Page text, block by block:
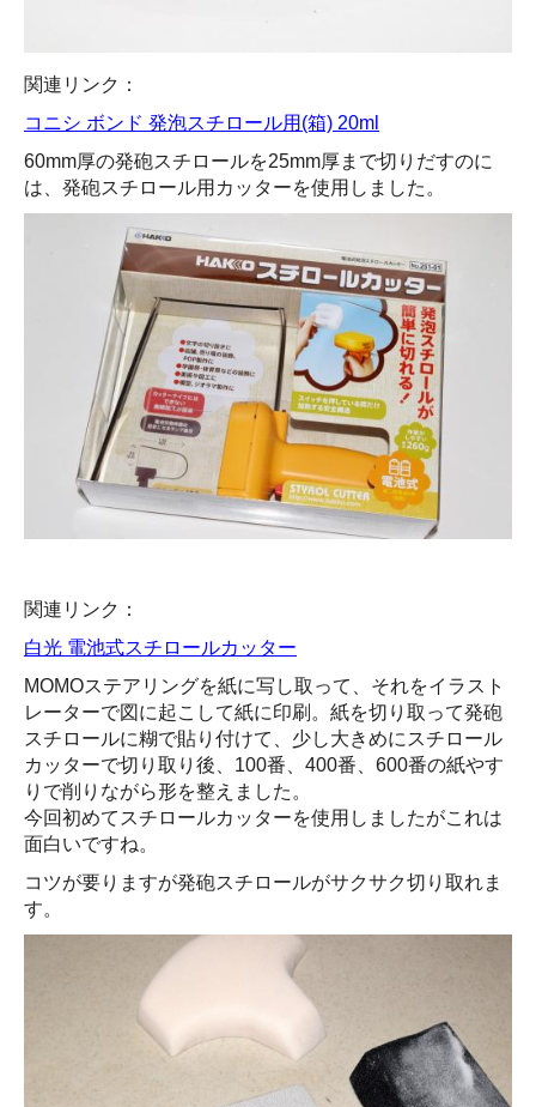
関連リンク：
コニシ ボンド 発泡スチロール用(箱) 20ml
60mm厚の発砲スチロールを25mm厚まで切りだすのに
は、発砲スチロール用カッターを使用しました。
関連リンク：
白光 電池式スチロールカッター
MOMOステアリングを紙に写し取って、それをイラスト
レーターで図に起こして紙に印刷。紙を切り取って発砲
スチロールに糊で貼り付けて、少し大きめにスチロール
カッターで切り取り後、100番、400番、600番の紙やす
りで削りながら形を整えました。
今回初めてスチロールカッターを使用しましたがこれは
面白いですね。
コツが要りますが発砲スチロールがサクサク切り取れま
す。